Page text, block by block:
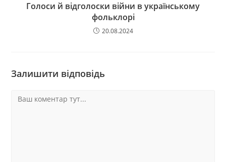
Голоси й відголоски війни в українському
фольклорі
20.08.2024
Залишити відповідь